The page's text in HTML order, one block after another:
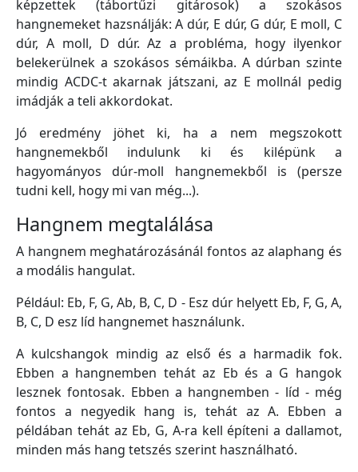
képzettek (tábortűzi gitárosok) a szokásos
hangnemeket hazsnálják: A dúr, E dúr, G dúr, E moll, C
dúr, A moll, D dúr. Az a probléma, hogy ilyenkor
belekerülnek a szokásos sémáikba. A dúrban szinte
mindig ACDC-t akarnak játszani, az E mollnál pedig
imádják a teli akkordokat.
Jó eredmény jöhet ki, ha a nem megszokott
hangnemekből indulunk ki és kilépünk a
hagyományos dúr-moll hangnemekből is (persze
tudni kell, hogy mi van még...).
Hangnem megtalálása
A hangnem meghatározásánál fontos az alaphang és
a modális hangulat.
Például: Eb, F, G, Ab, B, C, D - Esz dúr helyett Eb, F, G, A,
B, C, D esz líd hangnemet használunk.
A kulcshangok mindig az első és a harmadik fok.
Ebben a hangnemben tehát az Eb és a G hangok
lesznek fontosak. Ebben a hangnemben - líd - még
fontos a negyedik hang is, tehát az A. Ebben a
példában tehát az Eb, G, A-ra kell építeni a dallamot,
minden más hang tetszés szerint használható.